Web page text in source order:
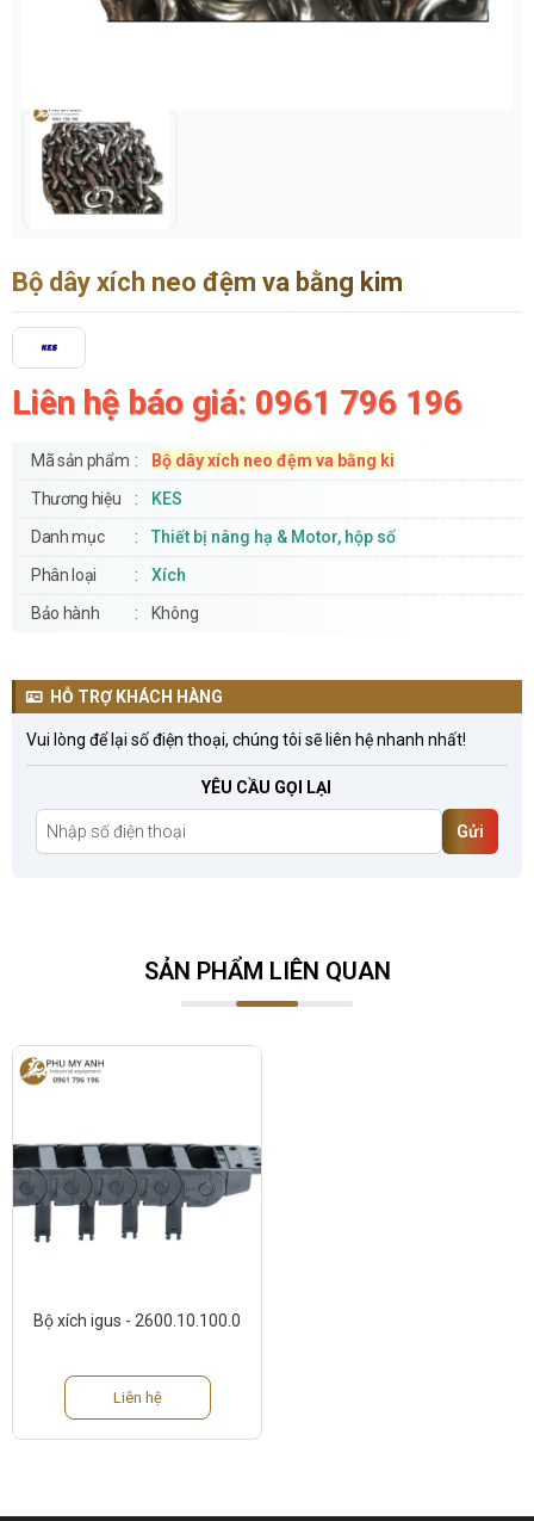
Bộ dây xích neo đệm va bằng kim
Liên hệ báo giá: 0961 796 196
Mã sản phẩm
Bộ dây xích neo đệm va bằng ki
Thương hiệu
KES
Danh mục
Thiết bị nâng hạ & Motor, hộp số
Phân loại
Xích
Bảo hành
Không
HỖ TRỢ KHÁCH HÀNG
Vui lòng để lại số điện thoại, chúng tôi sẽ liên hệ nhanh nhất!
YÊU CẦU GỌI LẠI
Gửi
SẢN PHẨM LIÊN QUAN
Bộ xích igus - 2600.10.100.0
Liên hệ